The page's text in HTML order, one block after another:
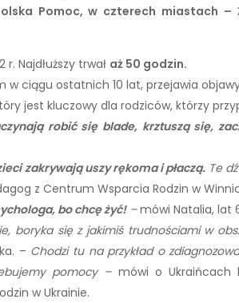
Pomoc,w czterech miastach –
r. Najdłuższy trwał aż 50 godzin.
ciągu ostatnich 10 lat, przejawia
jest kluczowy dla rodziców, którzy
robić się blade, krztuszą się,
zakrywają uszy rękoma i płaczą.Te
z Centrum Wsparcia Rodzin w
bo chcę żyć!–mówi Natalia, lat
boryka się z jakimiś trudnościami w
– Chodzi tu na przykład o
pomocy –mówi o Ukraińcach
w Ukrainie.